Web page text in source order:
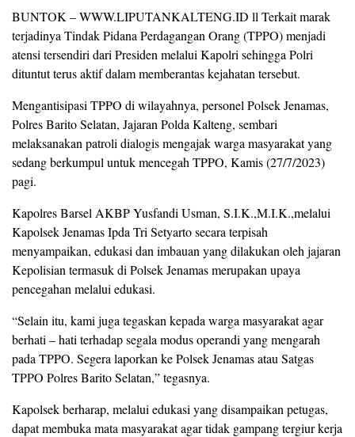
BUNTOK – WWW.LIPUTANKALTENG.ID ll Terkait marak
terjadinya Tindak Pidana Perdagangan Orang (TPPO) menjadi
atensi tersendiri dari Presiden melalui Kapolri sehingga Polri
dituntut terus aktif dalam memberantas kejahatan tersebut.
Mengantisipasi TPPO di wilayahnya, personel Polsek Jenamas,
Polres Barito Selatan, Jajaran Polda Kalteng, sembari
melaksanakan patroli dialogis mengajak warga masyarakat yang
sedang berkumpul untuk mencegah TPPO, Kamis (27/7/2023)
pagi.
Kapolres Barsel AKBP Yusfandi Usman, S.I.K.,M.I.K.,melalui
Kapolsek Jenamas Ipda Tri Setyarto secara terpisah
menyampaikan, edukasi dan imbauan yang dilakukan oleh jajaran
Kepolisian termasuk di Polsek Jenamas merupakan upaya
pencegahan melalui edukasi.
“Selain itu, kami juga tegaskan kepada warga masyarakat agar
berhati – hati terhadap segala modus operandi yang mengarah
pada TPPO. Segera laporkan ke Polsek Jenamas atau Satgas
TPPO Polres Barito Selatan,” tegasnya.
Kapolsek berharap, melalui edukasi yang disampaikan petugas,
dapat membuka mata masyarakat agar tidak gampang tergiur kerja